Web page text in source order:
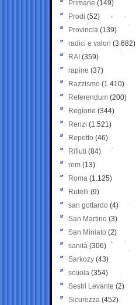
Primarie (149)
Prodi (52)
Provincia (139)
radici e valori (3.682)
RAI (359)
rapine (37)
Razzismo (1.410)
Referendum (200)
Regione (344)
Renzi (1.521)
Repetto (46)
Rifiuti (84)
rom (13)
Roma (1.125)
Rutelli (9)
san gottardo (4)
San Martino (3)
San Miniato (2)
sanità (306)
Sarkozy (43)
scuola (354)
Sestri Levante (2)
Sicurezza (452)